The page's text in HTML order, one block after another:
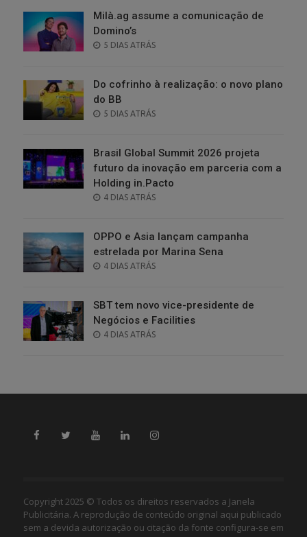
Milà.ag assume a comunicação de
Domino’s
POSTED
5 DIAS ATRÁS
Do cofrinho à realização: o novo plano
do BB
POSTED
5 DIAS ATRÁS
Brasil Global Summit 2026 projeta
futuro da inovação em parceria com a
Holding in.Pacto
POSTED
4 DIAS ATRÁS
OPPO e Asia lançam campanha
estrelada por Marina Sena
POSTED
4 DIAS ATRÁS
SBT tem novo vice-presidente de
Negócios e Facilities
POSTED
4 DIAS ATRÁS
Copyright 2025 © Todos os direitos reservados a Janela
Publicitária. A reprodução de conteúdo original aqui publicado
sem a devida autorização ou citação da fonte configura-se em